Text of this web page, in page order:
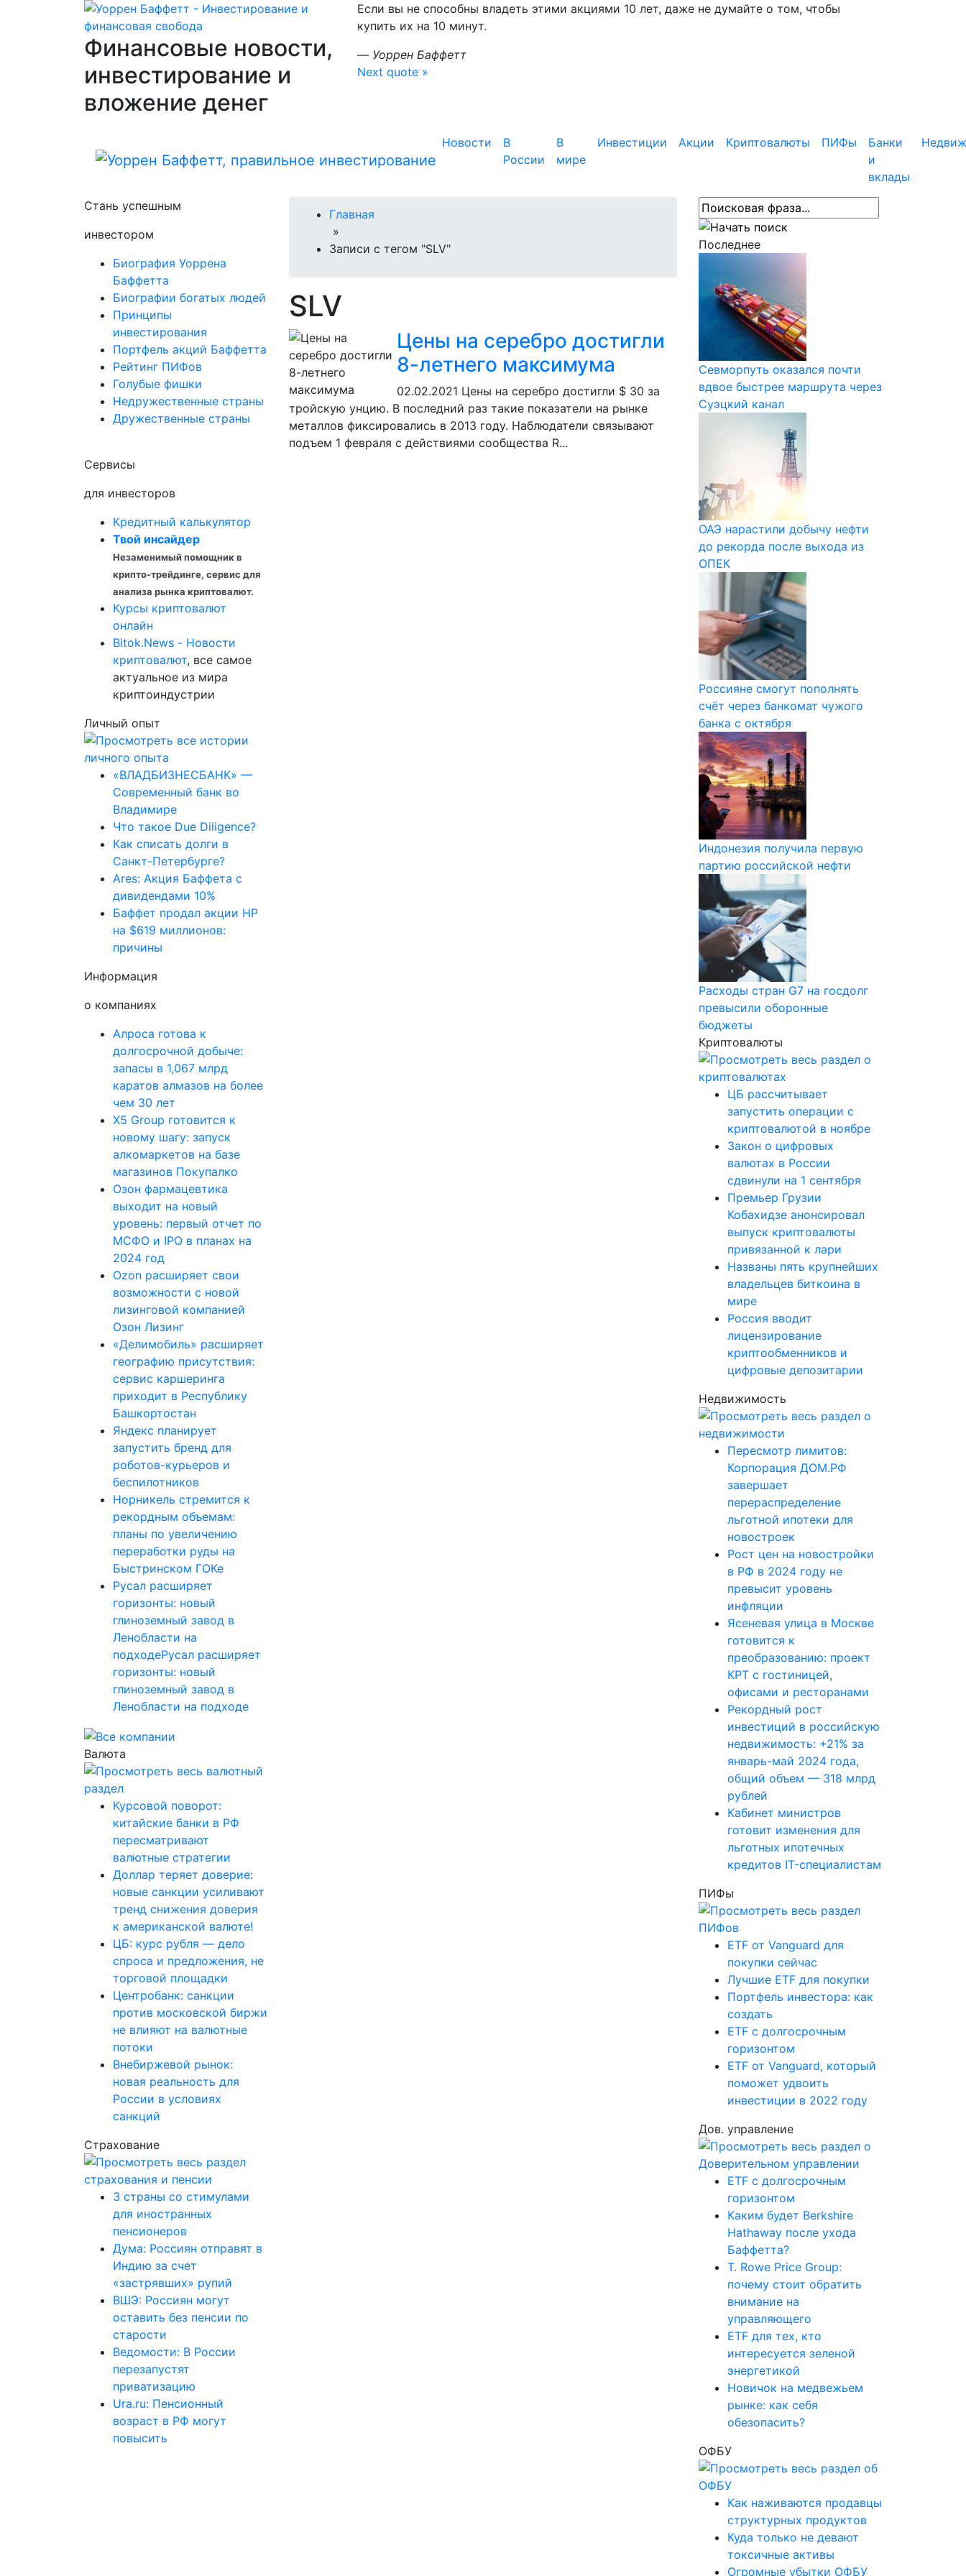
Финансовые новости,
инвестирование и
вложение денег
Если вы не способны владеть этими акциями 10 лет, даже не думайте о том, чтобы
купить их на 10 минут.
— Уоррен Баффетт
Next quote »
Новости
В
России
В
мире
Инвестиции Акции Криптовалюты ПИФы
Банки
и
вклады
Стань успешным
инвестором
Биография Уоррена
Баффетта
Биографии богатых людей
Принципы
инвестирования
Портфель акций Баффетта
Рейтинг ПИФов
Голубые фишки
Недружественные страны
Дружественные страны
Сервисы
для инвесторов
Кредитный калькулятор
Твой инсайдер
Незаменимый помощник в
крипто-трейдинге, сервис для
анализа рынка криптовалют.
Курсы криптовалют
онлайн
Bitok.News - Новости
криптовалют, все самое
актуальное из мира
криптоиндустрии
Личный опыт
«ВЛАДБИЗНЕСБАНК» —
Современный банк во
Владимире
Что такое Due Diligence?
Как списать долги в
Санкт-Петербурге?
Ares: Акция Баффета с
дивидендами 10%
Баффет продал акции HP
на $619 миллионов:
причины
Информация
о компаниях
Алроса готова к
долгосрочной добыче:
запасы в 1,067 млрд
каратов алмазов на более
чем 30 лет
X5 Group готовится к
новому шагу: запуск
алкомаркетов на базе
магазинов Покупалко
Озон фармацевтика
выходит на новый
уровень: первый отчет по
МСФО и IPO в планах на
2024 год
Ozon расширяет свои
возможности с новой
лизинговой компанией
Озон Лизинг
«Делимобиль» расширяет
географию присутствия:
сервис каршеринга
приходит в Республику
Башкортостан
Яндекс планирует
запустить бренд для
роботов-курьеров и
беспилотников
Норникель стремится к
рекордным объемам:
планы по увеличению
переработки руды на
Быстринском ГОКе
Русал расширяет
горизонты: новый
глиноземный завод в
Ленобласти на
подходеРусал расширяет
горизонты: новый
глиноземный завод в
Ленобласти на подходе
Валюта
Курсовой поворот:
китайские банки в РФ
пересматривают
валютные стратегии
Доллар теряет доверие:
новые санкции усиливают
тренд снижения доверия
к американской валюте!
ЦБ: курс рубля — дело
спроса и предложения, не
торговой площадки
Центробанк: санкции
против московской биржи
не влияют на валютные
потоки
Внебиржевой рынок:
новая реальность для
России в условиях
санкций
Страхование
3 страны со стимулами
для иностранных
пенсионеров
Дума: Россиян отправят в
Индию за счет
«застрявших» рупий
ВШЭ: Россиян могут
оставить без пенсии по
старости
Ведомости: В России
перезапустят
приватизацию
Ura.ru: Пенсионный
возраст в РФ могут
повысить
Главная
»
Записи с тегом "SLV"
SLV
Цены на серебро достигли
8-летнего максимума
02.02.2021 Цены на серебро достигли $ 30 за
тройскую унцию. В последний раз такие показатели на рынке
металлов фиксировались в 2013 году. Наблюдатели связывают
подъем 1 февраля с действиями сообщества R...
Последнее
Севморпуть оказался почти
вдвое быстрее маршрута через
Суэцкий канал
ОАЭ нарастили добычу нефти
до рекорда после выхода из
ОПЕК
Россияне смогут пополнять
счёт через банкомат чужого
банка с октября
Индонезия получила первую
партию российской нефти
Расходы стран G7 на госдолг
превысили оборонные
бюджеты
Криптовалюты
ЦБ рассчитывает
запустить операции с
криптовалютой в ноябре
Закон о цифровых
валютах в России
сдвинули на 1 сентября
Премьер Грузии
Кобахидзе анонсировал
выпуск криптовалюты
привязанной к лари
Названы пять крупнейших
владельцев биткоина в
мире
Россия вводит
лицензирование
криптообменников и
цифровые депозитарии
Недвижимость
Пересмотр лимитов:
Корпорация ДОМ.РФ
завершает
перераспределение
льготной ипотеки для
новостроек
Рост цен на новостройки
в РФ в 2024 году не
превысит уровень
инфляции
Ясеневая улица в Москве
готовится к
преобразованию: проект
КРТ с гостиницей,
офисами и ресторанами
Рекордный рост
инвестиций в российскую
недвижимость: +21% за
январь-май 2024 года,
общий объем — 318 млрд
рублей
Кабинет министров
готовит изменения для
льготных ипотечных
кредитов IT-специалистам
ПИФы
ETF от Vanguard для
покупки сейчас
Лучшие ETF для покупки
Портфель инвестора: как
создать
ETF с долгосрочным
горизонтом
ETF от Vanguard, который
поможет удвоить
инвестиции в 2022 году
Дов. управление
ETF с долгосрочным
горизонтом
Каким будет Berkshire
Hathaway после ухода
Баффетта?
T. Rowe Price Group:
почему стоит обратить
внимание на
управляющего
ETF для тех, кто
интересуется зеленой
энергетикой
Новичок на медвежьем
рынке: как себя
обезопасить?
ОФБУ
Как наживаются продавцы
структурных продуктов
Куда только не девают
токсичные активы
Огромные убытки ОФБУ